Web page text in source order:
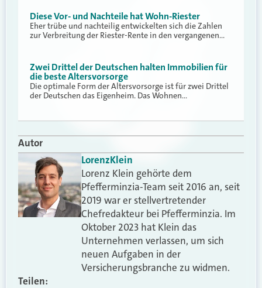
Diese Vor- und Nachteile hat Wohn-Riester
Eher trübe und nachteilig entwickelten sich die Zahlen
zur Verbreitung der Riester-Rente in den vergangenen…
Zwei Drittel der Deutschen halten Immobilien für
die beste Altersvorsorge
Die optimale Form der Altersvorsorge ist für zwei Drittel
der Deutschen das Eigenheim. Das Wohnen…
Autor
LorenzKlein
Lorenz Klein gehörte dem
Pfefferminzia-Team seit 2016 an, seit
2019 war er stellvertretender
Chefredakteur bei Pfefferminzia. Im
Oktober 2023 hat Klein das
Unternehmen verlassen, um sich
neuen Aufgaben in der
Versicherungsbranche zu widmen.
Teilen: